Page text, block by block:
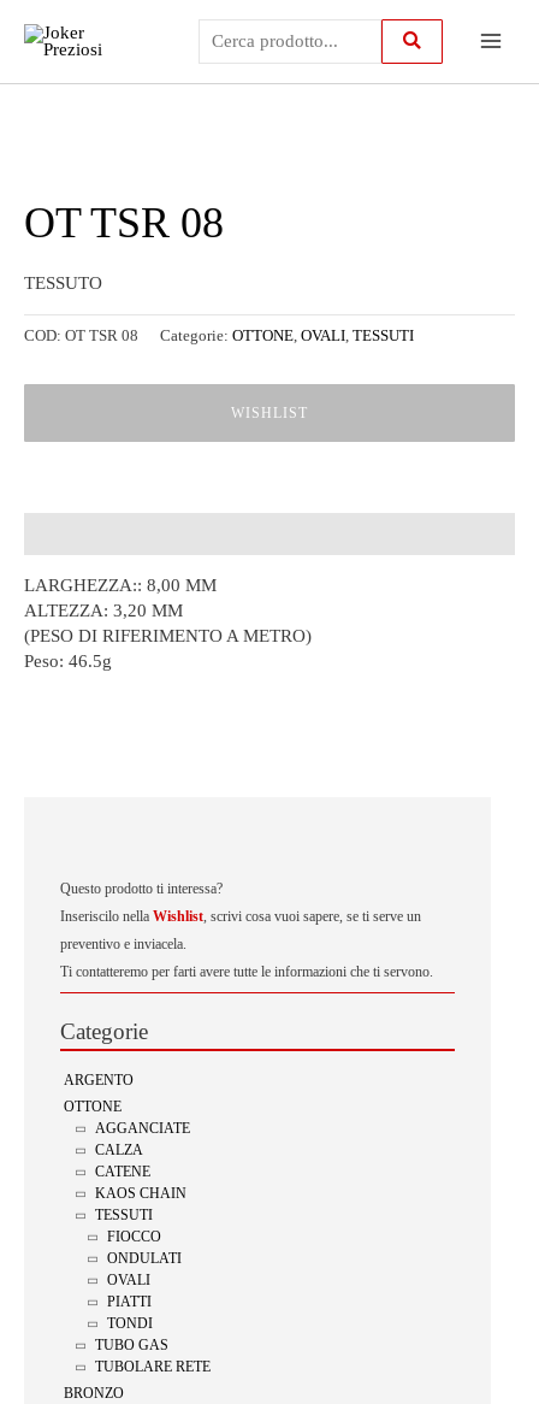
contenuto
Questo prodotto ti interessa?
Inseriscilo nella Wishlist, scrivi cosa vuoi sapere, se ti serve un
preventivo e inviacela.
Ti contatteremo per farti avere tutte le informazioni che ti servono.
Categorie
ARGENTO
OTTONE
AGGANCIATE
CALZA
CATENE
KAOS CHAIN
TESSUTI
FIOCCO
ONDULATI
OVALI
PIATTI
TONDI
TUBO GAS
TUBOLARE RETE
BRONZO
OT TSR 08
TESSUTO
COD: OT TSR 08 Categorie: OTTONE, OVALI, TESSUTI
WISHLIST
LARGHEZZA:: 8,00 MM
ALTEZZA: 3,20 MM
(PESO DI RIFERIMENTO A METRO)
Peso: 46.5g